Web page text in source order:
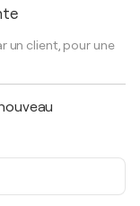
un client, pour une